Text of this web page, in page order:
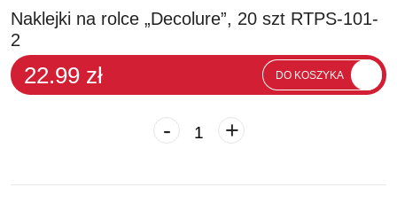
Naklejki na rolce „Decolure”, 20 szt RTPS-101-
2
22.99 zł DO KOSZYKA
- +